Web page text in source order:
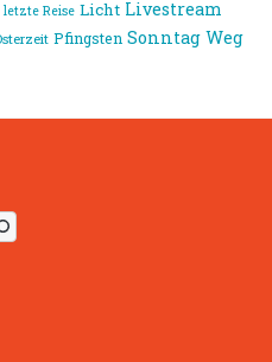
letzte Reise Licht Livestream
Pfingsten Sonntag Weg